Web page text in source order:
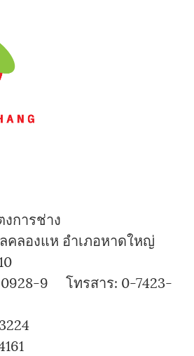
การช่าง
คลองแห อำเภอหาดใหญ่
9 โทรสาร: 0-7423-